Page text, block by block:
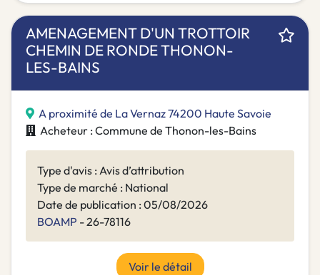
AMENAGEMENT D'UN TROTTOIR
CHEMIN DE RONDE THONON-
LES-BAINS
A proximité de La Vernaz 74200 Haute Savoie
Acheteur : Commune de Thonon-les-Bains
Type d'avis : Avis d’attribution
Type de marché : National
Date de publication : 05/08/2026
BOAMP - 26-78116
Voir le détail